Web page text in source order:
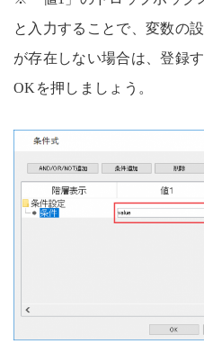
と入力することで、変数の
が存在しない場合は、登録
OKを押しましょう。